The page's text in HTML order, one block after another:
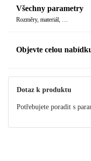
Všechny parametry
Rozměry, materiál, …
Objevte celou
Dotaz k produktu
Potřebujete poradit s